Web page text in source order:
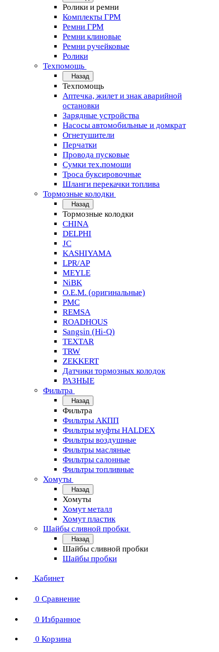
Ролики и ремни
Комплекты ГРМ
Ремни ГРМ
Ремни клиновые
Ремни ручейковые
Ролики
Техпомощь
Назад
Техпомощь
Аптечка, жилет и знак аварийной
остановки
Зарядные устройства
Насосы автомобильные и домкрат
Огнетушители
Перчатки
Провода пусковые
Сумки тех.помощи
Троса буксировочные
Шланги перекачки топлива
Тормозные колодки
Назад
Тормозные колодки
CHINA
DELPHI
JC
KASHIYAMA
LPR/AP
MEYLE
NiBK
O.E.M. (оригинальные)
PMC
REMSA
ROADHOUS
Sangsin (Hi-Q)
TEXTAR
TRW
ZEKKERT
Датчики тормозных колодок
РАЗНЫЕ
Фильтра
Назад
Фильтра
Фильтры АКПП
Фильтры муфты HALDEX
Фильтры воздушные
Фильтры масляные
Фильтры салонные
Фильтры топливные
Хомуты
Назад
Хомуты
Хомут металл
Хомут пластик
Шайбы сливной пробки
Назад
Шайбы сливной пробки
Шайбы пробки
Кабинет
0 Сравнение
0 Избранное
0 Корзина